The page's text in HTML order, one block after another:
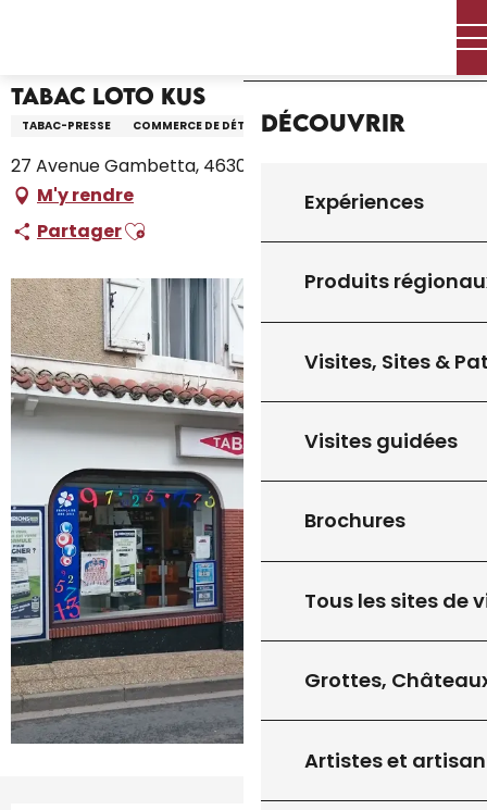
principal
Découvrir
Expériences
Produits
Visites, Sites &
Visites guidées
Brochures
Tous les sites de
Grottes,
Artistes et
Tabac Loto Kus
TABAC-PRESSE COMMERCE DE DÉTAIL
27 Avenue Gambetta, 46300 Gourdon
M'y rendre
PartagerAjouter aux favoris